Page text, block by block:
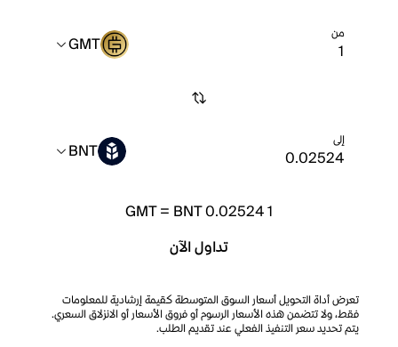
من GMT
إلى BNT
1
GMT= BNT 0.02524
تداول الآن
تعرض أداة التحويل أسعار السوق المتوسطة كقيمة إرشادية للمعلومات
فقط، ولا تتضمن هذه الأسعار الرسوم أو فروق الأسعار أو الانزلاق السعري.
يتم تحديد سعر التنفيذ الفعلي عند تقديم الطلب.